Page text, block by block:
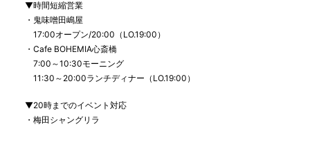
▼時間短縮営業
・鬼味噌田嶋屋
17:00オープン/20:00 （ LO.19:00 ）
・ Cafe BOHEMIA心斎橋
7:00 ～10:30モーニング
11:30 ～ 20:00ランチディナー（ LO.19:00 ）
▼20時までのイベント対応
・梅田シャングリラ